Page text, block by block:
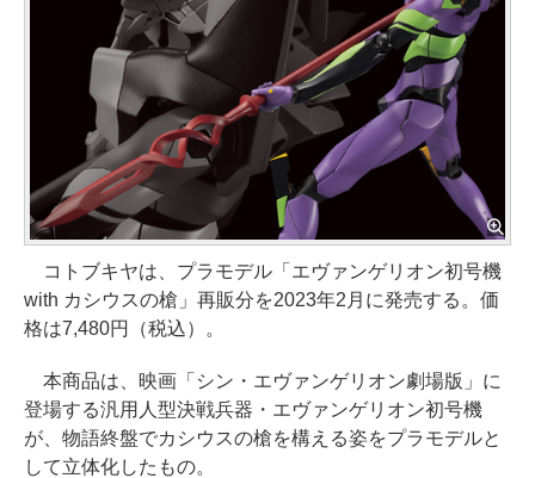
コトブキヤは、プラモデル「エヴァンゲリオン初号機
with カシウスの槍」再販分を2023年2月に発売する。価
格は7,480円（税込）。
本商品は、映画「シン・エヴァンゲリオン劇場版」に
登場する汎用人型決戦兵器・エヴァンゲリオン初号機
が、物語終盤でカシウスの槍を構える姿をプラモデルと
して立体化したもの。